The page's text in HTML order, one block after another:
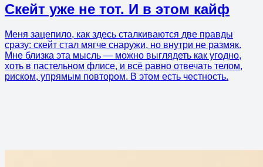
Скейт уже не тот. И в этом кайф
Меня зацепило, как здесь сталкиваются две правды
сразу: скейт стал мягче снаружи, но внутри не размяк.
Мне близка эта мысль — можно выглядеть как угодно,
хоть в пастельном флисе, и всё равно отвечать телом,
риском, упрямым повтором. В этом есть честность.